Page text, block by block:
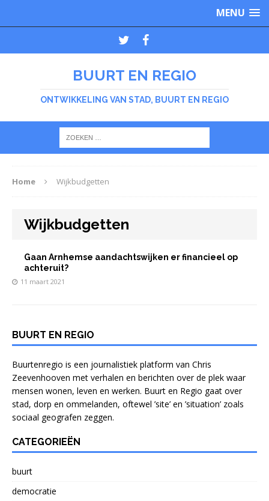
MENU
BUURT EN REGIO
ONTWIKKELING VAN STAD, BUURT EN REGIO
Home Wijkbudgetten
Wijkbudgetten
Gaan Arnhemse aandachtswijken er financieel op
achteruit?
11 maart 2021
BUURT EN REGIO
Buurtenregio is een journalistiek platform van Chris
Zeevenhooven met verhalen en berichten over de plek waar
mensen wonen, leven en werken. Buurt en Regio gaat over
stad, dorp en ommelanden, oftewel ’site’ en ’situation’ zoals
sociaal geografen zeggen.
CATEGORIEËN
buurt
democratie